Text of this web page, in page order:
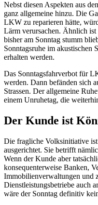
Nebst diesen Aspekten aus
ganz allgemeine hinzu. Die
LKW zu reparieren hätte,
Lärm verursachen. Ähnlich
bisher am Sonntag stumm
Sonntagsruhe im akustischen
erhalten werden.
Das Sonntagsfahrverbot für
werden. Dann befänden sich
Strassen. Der allgemeine
einem Unruhetag, die
Der Kunde ist
Die fragliche Volksinitiative ist
ausgerichtet. Sie betrifft
Wenn der Kunde aber
konsequenterweise Banken,
Immobilienverwaltungen und
Dienstleistungsbetriebe auch
wäre der Sonntag definitiv